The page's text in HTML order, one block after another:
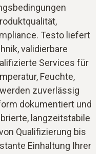
Testo liefert
validierbare
Services für
Feuchte,
zuverlässig
dokumentiert und
langzeitstabile
Qualifizierung bis
Einhaltung Ihrer